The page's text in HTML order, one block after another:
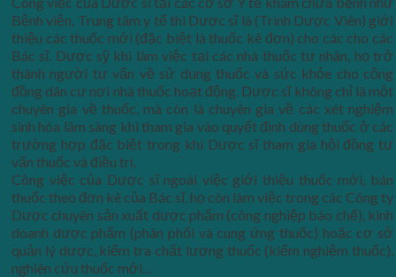
Bệnh viện, Trung tâm y tế thì Dược sĩ là (Trình Dược Viên) giới
thiệu các thuốc mới (đặc biệt là thuốc kê đơn) cho các cho các
Bác sĩ. Dược sỹ khi làm việc tại các nhà thuốc tư nhân, họ trở
thành người tư vấn về sử dụng thuốc và sức khỏe cho cộng
đồng dân cư nơi nhà thuốc hoạt động. Dược sĩ không chỉ là một
chuyên gia về thuốc, mà còn là chuyên gia về các xét nghiệm
sinh hóa lâm sàng khi tham gia vào quyết định dùng thuốc ở các
trường hợp đặc biệt trong khi Dược sĩ tham gia hội đồng tư
vấn thuốc và điều trị.
Công việc của Dược sĩ ngoài việc giới thiệu thuốc mới, bán
thuốc theo đơn kê của Bác sĩ, họ còn làm việc trong các Công ty
Dược chuyên sản xuất dược phẩm (công nghiệp bào chế), kinh
doanh dược phẩm (phân phối và cung ứng thuốc) hoặc cơ sở
quản lý dược, kiểm tra chất lượng thuốc (kiểm nghiệm thuốc),
nghiên cứu thuốc mới…